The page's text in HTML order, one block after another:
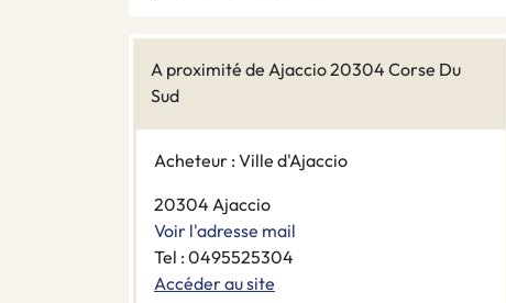
A proximité de Ajaccio 20304 Corse Du
Sud
Acheteur : Ville d'Ajaccio
20304 Ajaccio
Voir l'adresse mail
Tel : 0495525304
Accéder au site